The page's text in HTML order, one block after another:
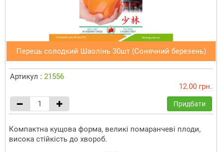
Перець солодкий Шаолінь 30шт (Сонячний березень)
Артикул : 21556
12.00 грн.
Придбати
Компактна кущова форма, великі помаранчеві плоди,
висока стійкість до хвороб.